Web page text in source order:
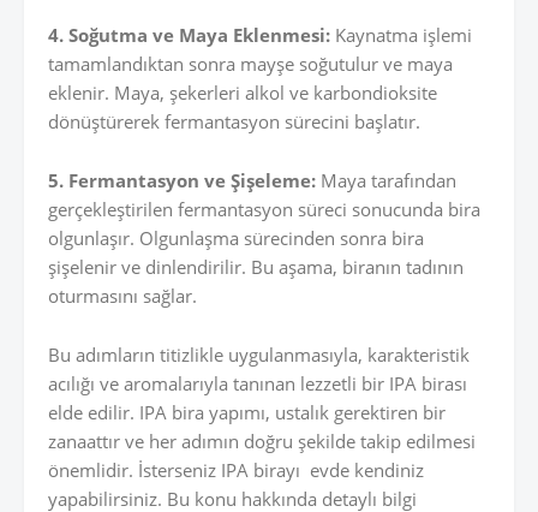
4. Soğutma ve Maya Eklenmesi: Kaynatma işlemi
tamamlandıktan sonra mayşe soğutulur ve maya
eklenir. Maya, şekerleri alkol ve karbondioksite
dönüştürerek fermantasyon sürecini başlatır.
5. Fermantasyon ve Şişeleme: Maya tarafından
gerçekleştirilen fermantasyon süreci sonucunda bira
olgunlaşır. Olgunlaşma sürecinden sonra bira
şişelenir ve dinlendirilir. Bu aşama, biranın tadının
oturmasını sağlar.
Bu adımların titizlikle uygulanmasıyla, karakteristik
acılığı ve aromalarıyla tanınan lezzetli bir IPA birası
elde edilir. IPA bira yapımı, ustalık gerektiren bir
zanaattır ve her adımın doğru şekilde takip edilmesi
önemlidir. İsterseniz IPA birayı evde kendiniz
yapabilirsiniz. Bu konu hakkında detaylı bilgi